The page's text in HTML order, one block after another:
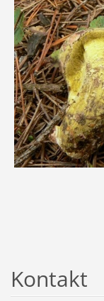
Kontakt